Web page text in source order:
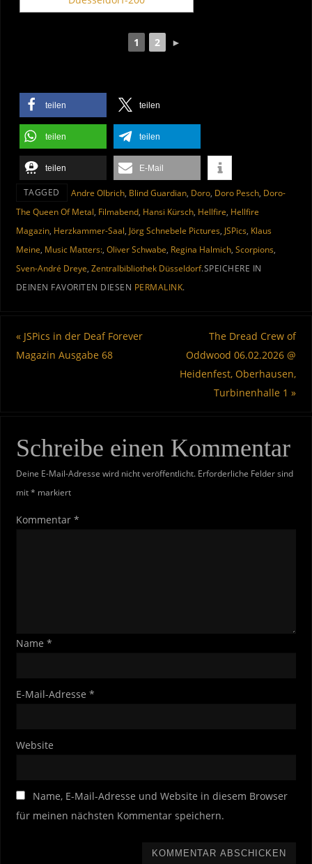
1 2 ►
teilen teilen
teilen teilen
teilen E-Mail
TAGGED Andre Olbrich, Blind Guardian, Doro, Doro Pesch, Doro-
The Queen Of Metal, Filmabend, Hansi Kürsch, Hellfire, Hellfire
Magazin, Herzkammer-Saal, Jörg Schnebele Pictures, JSPics, Klaus
Meine, Music Matters:, Oliver Schwabe, Regina Halmich, Scorpions,
Sven-André Dreye, Zentralbibliothek Düsseldorf.SPEICHERE IN
DEINEN FAVORITEN DIESEN PERMALINK.
«JSPics in der Deaf Forever
Magazin Ausgabe 68
The Dread Crew of
Oddwood 06.02.2026 @
Heidenfest, Oberhausen,
Turbinenhalle 1»
Schreibe einen Kommentar
Deine E-Mail-Adresse wird nicht veröffentlicht. Erforderliche Felder sind
mit* markiert
Kommentar *
Name *
E-Mail-Adresse *
Website
Name, E-Mail-Adresse und Website in diesem Browser
für meinen nächsten Kommentar speichern.